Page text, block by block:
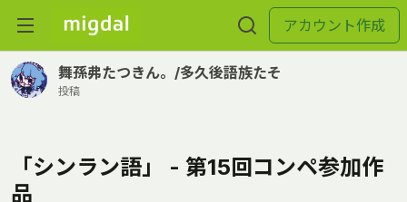
アカウント作成
舞孫弗たつきん。/多久後語族たそ
投稿
「シンラン語」 - 第15回コンペ参加作
品